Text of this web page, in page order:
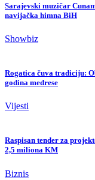
Sarajevski muzičar
navijačka himna BiH
Showbiz
Rogatica čuva tradiciju:
godina medrese
Vijesti
Raspisan tender za
2,5 miliona KM
Biznis